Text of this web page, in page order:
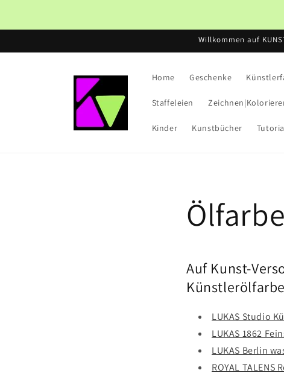
Willkommen auf
Home Geschenke
Staffeleien
Kinder Kunstbücher
Auf Kunst-
LUKAS Studio
LUKAS 1862
LUKAS Berlin
ROYAL